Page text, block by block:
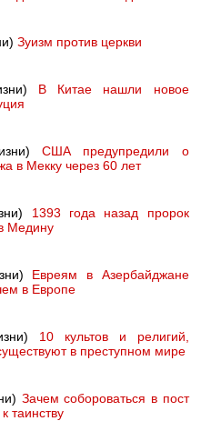
Зуизм против церкви
В Китае нашли новое
США предупредили о
в Мекку через 60 лет
1393 года назад пророк
Медину
Евреям в Азербайджане
в Европе
10 культов и религий,
в преступном мире
Зачем собороваться в пост
таинству